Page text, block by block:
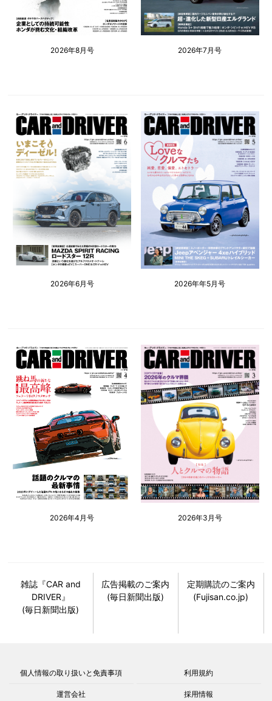
2026年8月号 2026年7月号
2026年6月号 2026年年5月号
2026年4月号 2026年3月号
雑誌『CAR and
DRIVER』
(毎日新聞出版)
広告掲載のご案内
(毎日新聞出版)
定期購読のご案内
(Fujisan.co.jp)
個人情報の取り扱いと免責事項 利用規約
運営会社 採用情報